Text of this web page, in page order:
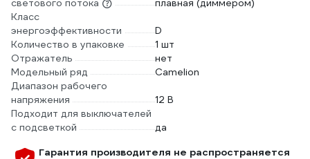
светового потока
плавная (диммером)
Класс
энергоэффективности
D
Количество в упаковке
1 шт
Отражатель
нет
Модельный ряд
Camelion
Диапазон рабочего
напряжения
12 В
Подходит для выключателей
с подсветкой
да
Гарантия производителя не распространяется